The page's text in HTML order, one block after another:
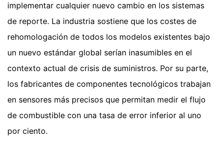
implementar cualquier nuevo cambio en los sistemas
de reporte. La industria sostiene que los costes de
rehomologación de todos los modelos existentes bajo
un nuevo estándar global serían inasumibles en el
contexto actual de crisis de suministros. Por su parte,
los fabricantes de componentes tecnológicos trabajan
en sensores más precisos que permitan medir el flujo
de combustible con una tasa de error inferior al uno
por ciento.